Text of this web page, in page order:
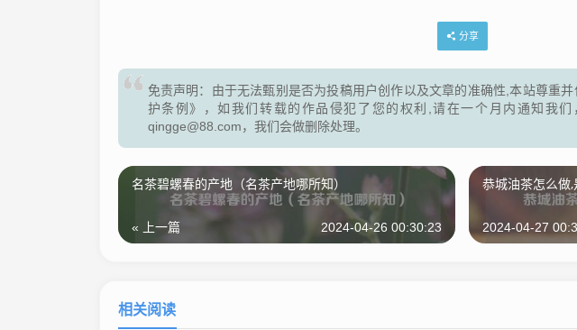
分享
免责声明：由于无法甄别是否为投稿用户创作以及文章的准确性,本站尊重
护条例》，如我们转载的作品侵犯了您的权利,请在一个月内通知我
qingge@88.com，我们会做删除处理。
名茶碧螺春的产地（名茶产地哪所知）
« 上一篇 2024-04-26 00:30:23
恭城油茶怎么做
2024-04-27
相关阅读